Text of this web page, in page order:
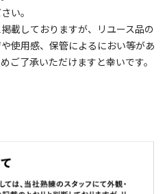
い。
載しておりますが、リユース品の
使用感、保管によるにおい等があ
ご了承いただけますと幸いです。